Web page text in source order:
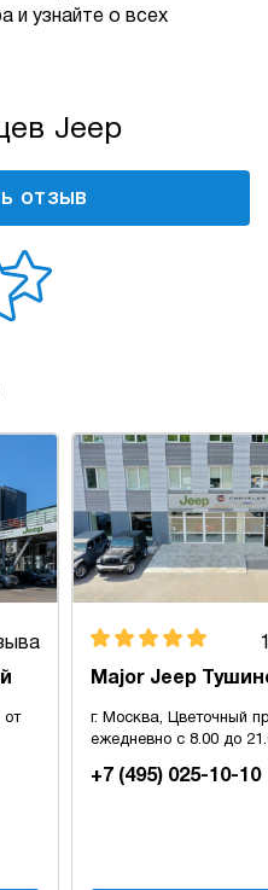
и узнайте о всех
Jeep
отзыв
от
Major Jeep
г. Москва, Цветочный
ежедневно с 8.00 до
+7 (495) 025-10-10